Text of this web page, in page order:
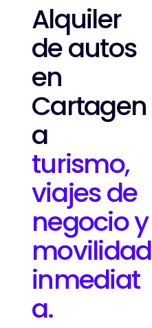
Alquiler
de autos
en
Cartagen
a
turismo,
viajes de
negocio y
movilidad
inmediat
a.